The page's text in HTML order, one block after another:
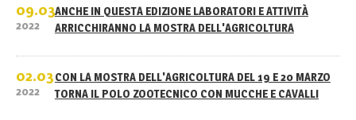
09.03
2022
ANCHE IN QUESTA EDIZIONE LABORATORI E ATTIVITÀ
ARRICCHIRANNO LA MOSTRA DELL'AGRICOLTURA
02.03
2022
CON LA MOSTRA DELL'AGRICOLTURA DEL 19 E 20 MARZO
TORNA IL POLO ZOOTECNICO CON MUCCHE E CAVALLI